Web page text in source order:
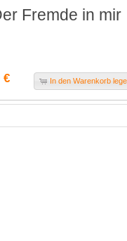
Fremde in mir
€ In den Warenkorb